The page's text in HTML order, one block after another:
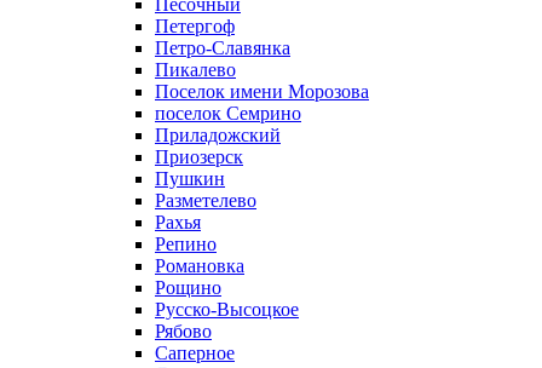
Песочный
Петергоф
Петро-Славянка
Пикалево
Поселок имени Морозова
поселок Семрино
Приладожский
Приозерск
Пушкин
Разметелево
Рахья
Репино
Романовка
Рощино
Русско-Высоцкое
Рябово
Саперное